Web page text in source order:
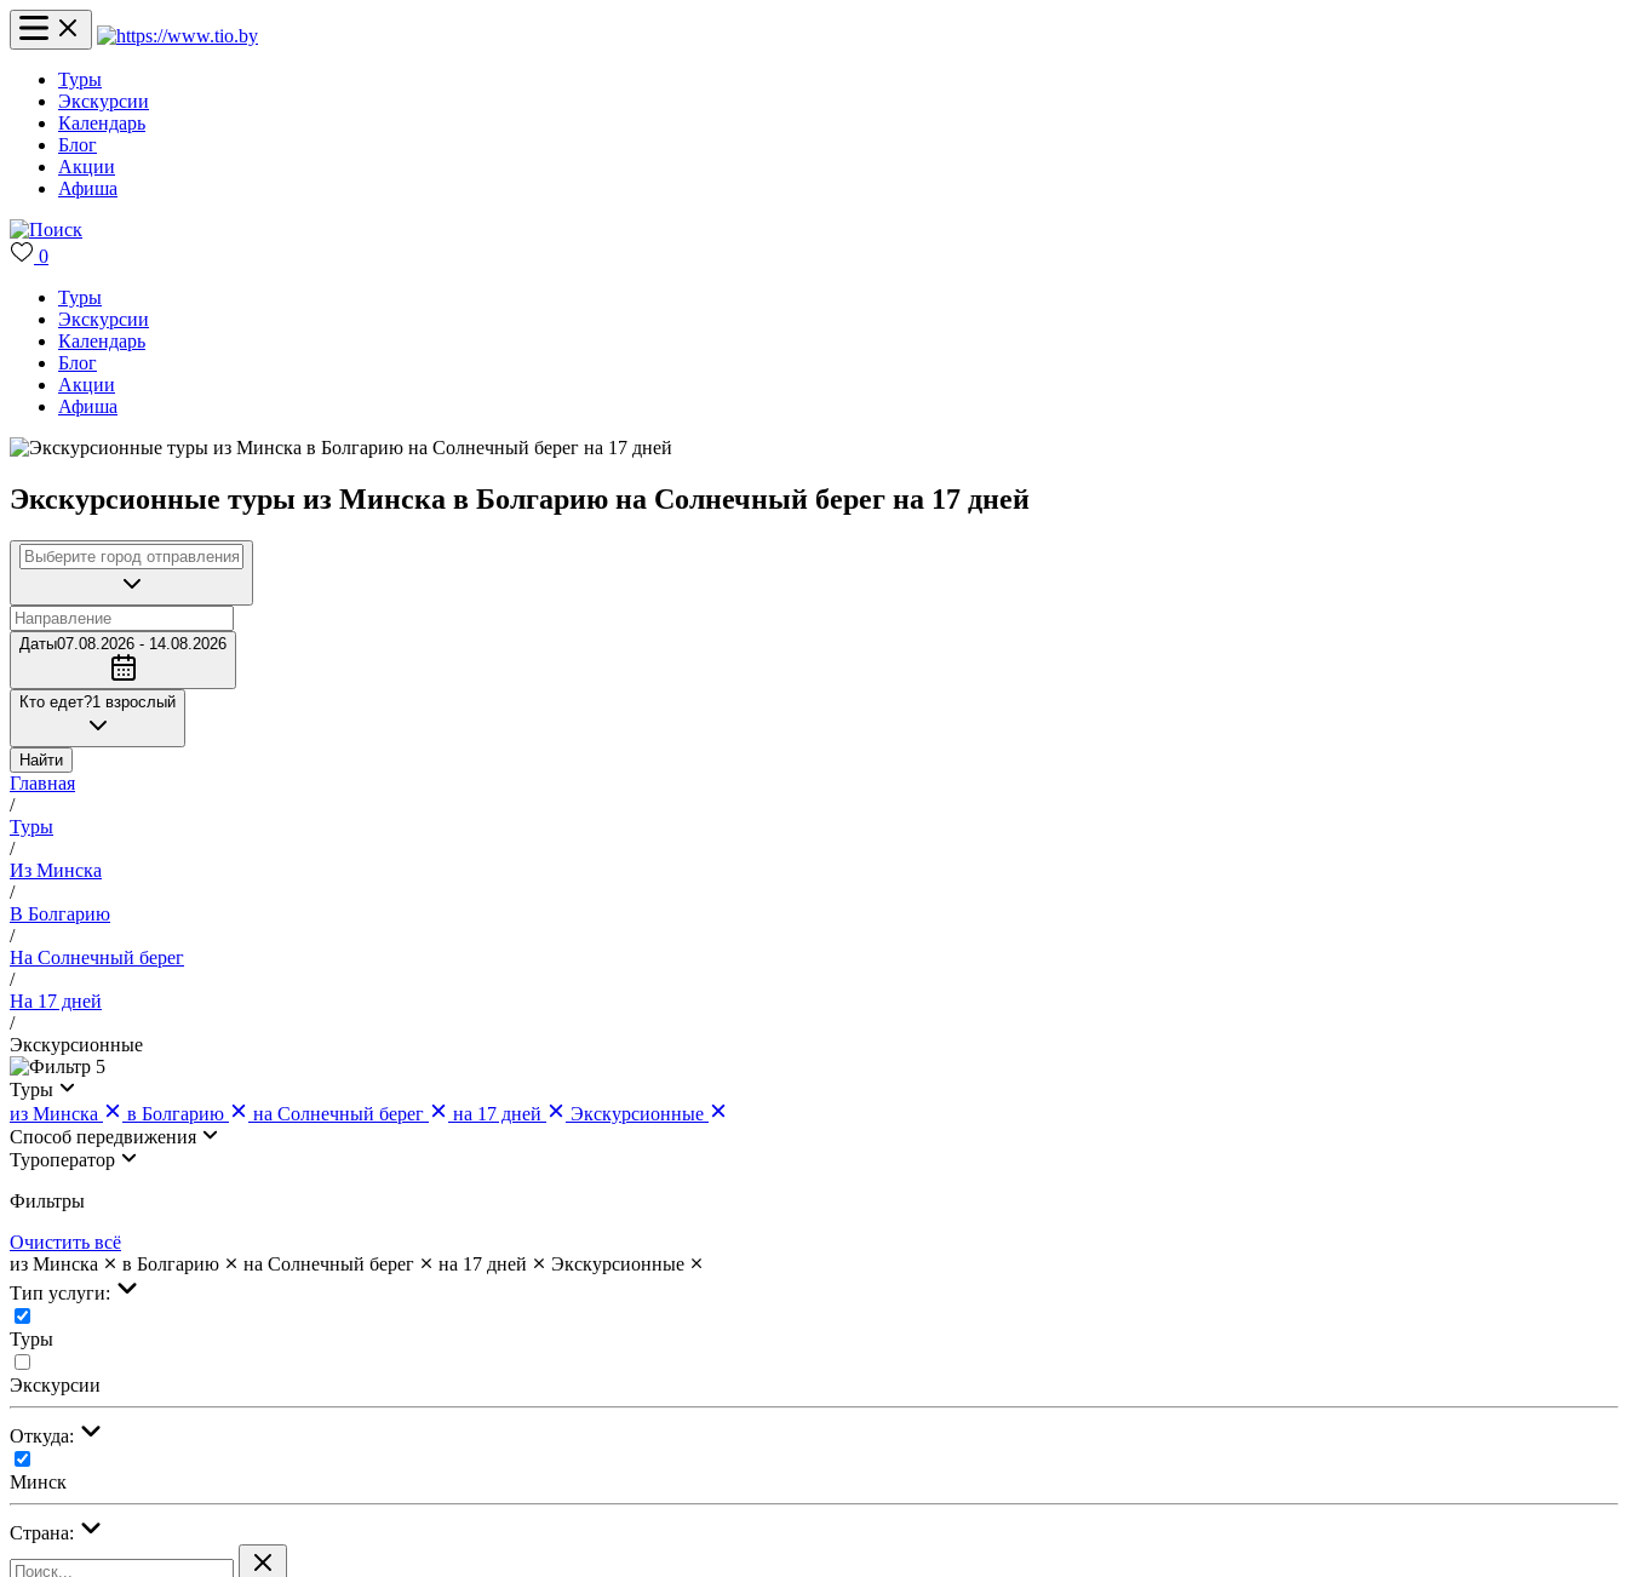
Туры
Экскурсии
Календарь
Блог
Акции
Афиша
0
Туры
Экскурсии
Календарь
Блог
Акции
Афиша
Экскурсионные туры из Минска в Болгарию на Солнечный берег на 17 дней
Даты07.08.2026 - 14.08.2026
Кто едет?1 взрослый
Найти
Главная
/
Туры
/
Из Минска
/
В Болгарию
/
На Солнечный берег
/
На 17 дней
/
Экскурсионные
5
Туры
из Минска
в Болгарию на Солнечный берег на 17 дней
Экскурсионные
Cпособ передвижения
Туроператор
Фильтры
Очистить всё
из Минска
в Болгарию на Солнечный берег на 17 дней
Экскурсионные
Тип услуги:
Туры
Экскурсии
Откуда:
Минск
Страна: